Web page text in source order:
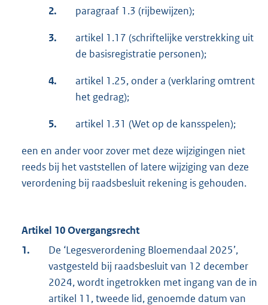
2. paragraaf 1.3 (rijbewijzen);
3.
artikel 1.17 (schriftelijke verstrekking uit
de basisregistratie personen);
4.
artikel 1.25, onder a (verklaring omtrent
het gedrag);
5. artikel 1.31 (Wet op de kansspelen);
een en ander voor zover met deze wijzigingen niet
reeds bij het vaststellen of latere wijziging van deze
verordening bij raadsbesluit rekening is gehouden.
Artikel 10 Overgangsrecht
1.
De ‘Legesverordening Bloemendaal 2025’,
vastgesteld bij raadsbesluit van 12 december
2024, wordt ingetrokken met ingang van de in
artikel 11, tweede lid, genoemde datum van